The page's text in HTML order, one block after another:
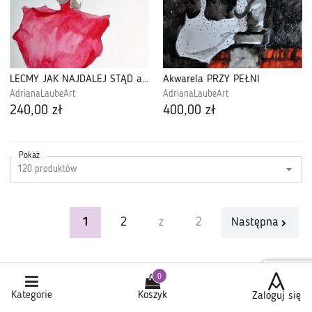
LEĆMY JAK NAJDALEJ STĄD akwarela
AdrianaLaubeArt
240,00 zł
Akwarela PRZY PEŁNI
AdrianaLaubeArt
400,00 zł
Pokaż
1 2 z 2 Następna
Kategorie Koszyk Zaloguj się